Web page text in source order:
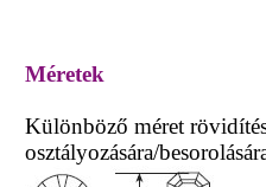
Méretek
Különböző méret
osztályozására/